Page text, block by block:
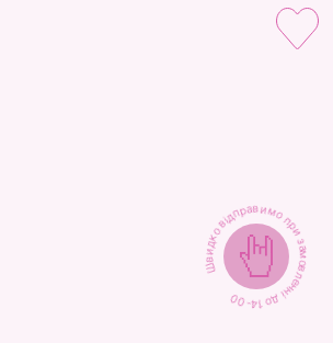
Швидко відправимо при замовленні до 14-00